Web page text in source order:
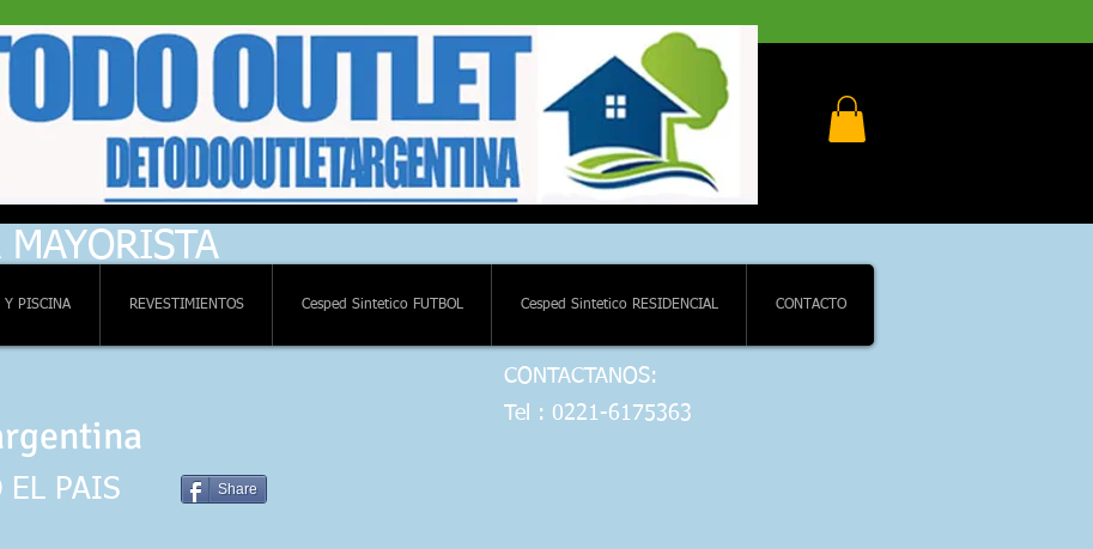
MAYORISTA Cesped
artificial La Plata residencial
terraza mascotas sintetico
Y PISCINA REVESTIMIENTOS Cesped Sintetico FUTBOL Cesped Sintetico RESIDENCIAL CONTACTO
CONTACTANOS:
Tel : 0221-6175363
EL PAIS Share